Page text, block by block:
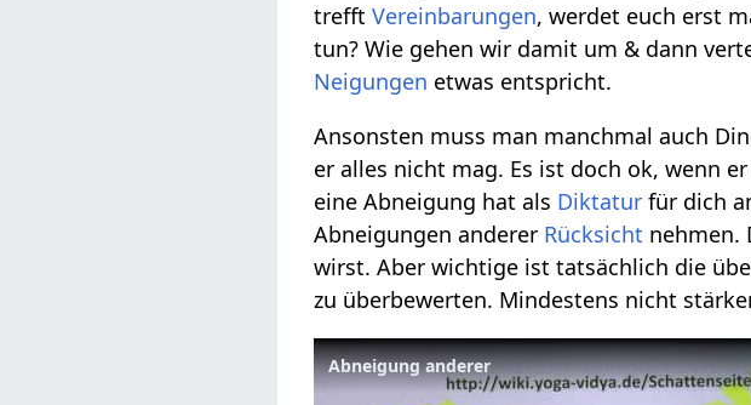
trefftVereinbarungen, werdet euch erst
tun? Wie gehen wir damit um & dann
Neigungen etwas entspricht.
Ansonsten muss man manchmal auch
er alles nicht mag. Es ist doch ok, wenn
eine Abneigung hat als Diktatur für dich
Abneigungen anderer Rücksicht nehmen.
wirst. Aber wichtige ist tatsächlich die
zu überbewerten. Mindestens nicht
Abneigung anderer